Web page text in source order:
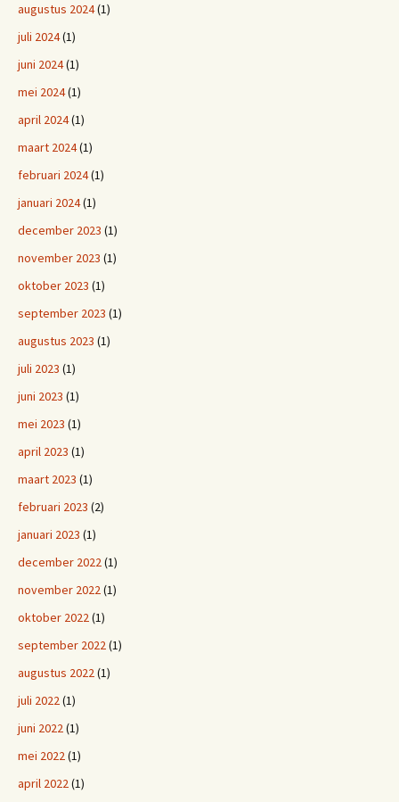
augustus 2024(1)
juli 2024(1)
juni 2024(1)
mei 2024(1)
april 2024(1)
maart 2024(1)
februari 2024(1)
januari 2024(1)
december 2023 (1)
november 2023 (1)
oktober 2023 (1)
september 2023 (1)
augustus 2023 (1)
juli 2023 (1)
juni 2023 (1)
mei 2023 (1)
april 2023 (1)
maart 2023 (1)
februari 2023 (2)
januari 2023 (1)
december 2022(1)
november 2022(1)
oktober 2022(1)
september 2022(1)
augustus 2022(1)
juli 2022(1)
juni 2022(1)
mei 2022(1)
april 2022(1)